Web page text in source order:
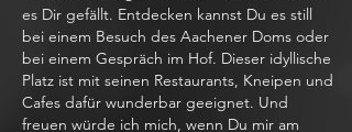
es Dir gefällt. Entdecken kannst Du es still
bei einem Besuch des Aachener Doms oder
bei einem Gespräch im Hof. Dieser idyllische
Platz ist mit seinen Restaurants, Kneipen und
Cafes dafür wunderbar geeignet. Und
freuen würde ich mich, wenn Du mir am